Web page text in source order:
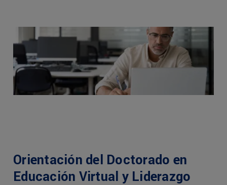
Orientación del Doctorado en
Educación Virtual y Liderazgo